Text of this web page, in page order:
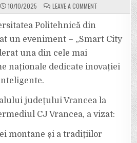
10/10/2025 LEAVE A COMMENT
TURISMUL
PREZENTAT
LA
UNIVERSITATEA
BUCUREȘTI,
HIGHLIGHTS”
Politehnică din
un eveniment – „Smart City
una din cele mai
naționale dedicate inovației
județului Vrancea la
CJ Vrancea, a vizat:
montane și a tradițiilor